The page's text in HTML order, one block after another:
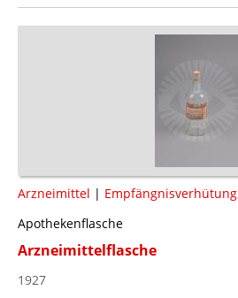
Arzneimittel | Empfängnisverhütung
Apothekenflasche
Arzneimittelflasche
1927